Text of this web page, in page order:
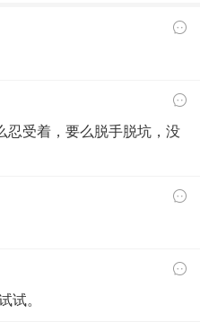
忍受着，要么脱手脱坑，没
试。